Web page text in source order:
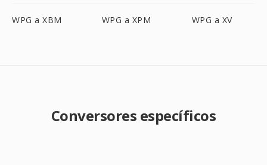
WPG a XBM WPG a XPM WPG a XV
Conversores específicos